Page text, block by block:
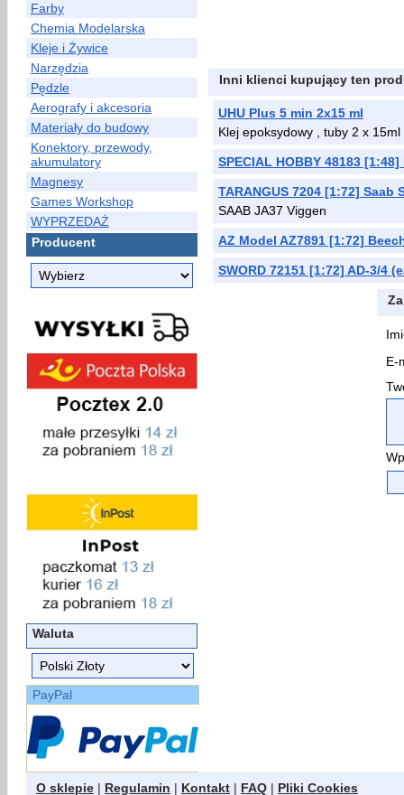
Farby
Chemia Modelarska
Kleje i Żywice
Narzędzia
Pędzle
Aerografy i akcesoria
Materiały do budowy
Konektory, przewody,
akumulatory
Magnesy
Games Workshop
WYPRZEDAŻ
Producent
Waluta
PayPal
Inni klienci kupujący ten
UHU Plus 5 min 2x15 ml
Klej epoksydowy , tuby 2 x 15ml
SPECIAL HOBBY 48183
TARANGUS 7204 [1:72]
SAAB JA37 Viggen
AZ Model AZ7891 [1:72]
SWORD 72151 [1:72] AD-3/4
E-
O sklepie | Regulamin | Kontakt | FAQ | Pliki Cookies